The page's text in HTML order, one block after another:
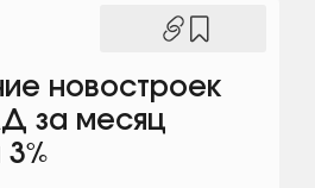
новостроек
за месяц